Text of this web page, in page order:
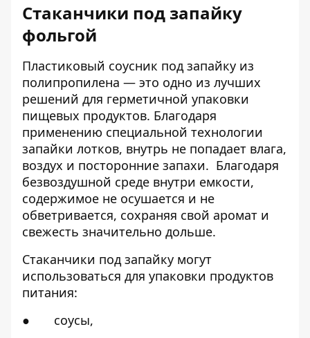
Стаканчики под запайку
фольгой
Пластиковый соусник под запайку из
полипропилена — это одно из лучших
решений для герметичной упаковки
пищевых продуктов. Благодаря
применению специальной технологии
запайки лотков, внутрь не попадает влага,
воздух и посторонние запахи. Благодаря
безвоздушной среде внутри емкости,
содержимое не осушается и не
обветривается, сохраняя свой аромат и
свежесть значительно дольше.
Стаканчики под запайку могут
использоваться для упаковки продуктов
питания:
● соусы,